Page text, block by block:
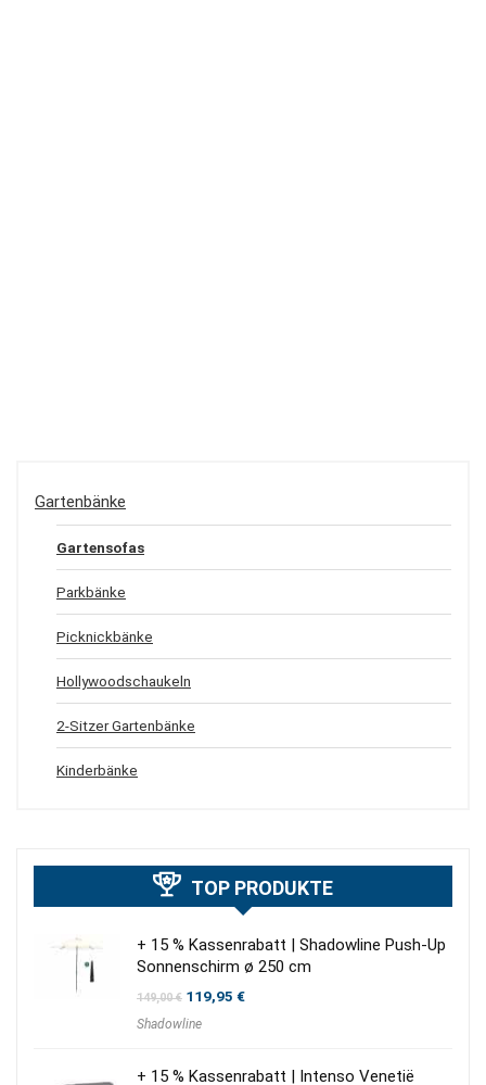
Gartenbänke
Gartensofas
Parkbänke
Picknickbänke
Hollywoodschaukeln
2-Sitzer Gartenbänke
Kinderbänke
TOP PRODUKTE
+ 15 % Kassenrabatt | Shadowline Push-Up
Sonnenschirm ø 250 cm
149,00€ Ursprünglicher
war:
119,95 €Aktueller
Shadowline
+ 15 % Kassenrabatt | Intenso Venetië